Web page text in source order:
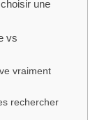
une
vs
vraiment
rechercher